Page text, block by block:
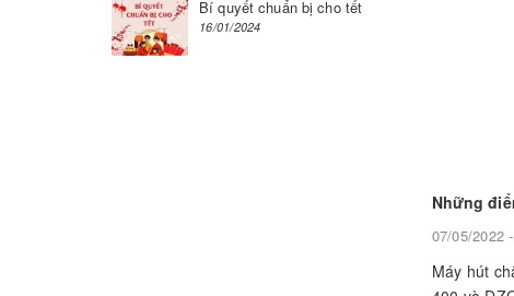
07/05/2022
Máy hút
Bí quyết chuẩn bị cho tết
16/01/2024